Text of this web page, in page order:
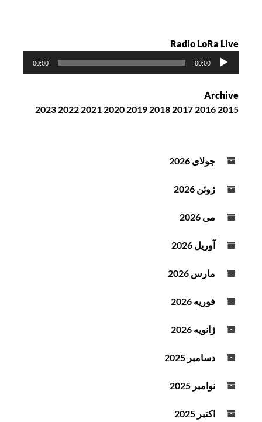
Radio LoRa Live
ک
ن
ه
و
00:00
00:00
Archive
2015
2016
2017
2018
2019
2020
2021
2022
2023
جولای 2026
ژوئن 2026
می 2026
آوریل 2026
مارس 2026
فوریه 2026
ژانویه 2026
دسامبر 2025
نوامبر 2025
اکتبر 2025